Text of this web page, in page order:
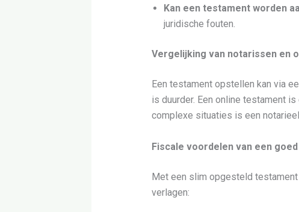
Kan een testament worden
juridische fouten.
Vergelijking van notarissen en
Een testament opstellen kan via
is duurder. Een online testament
complexe situaties is een
Fiscale voordelen van een
Met een slim opgesteld
verlagen: